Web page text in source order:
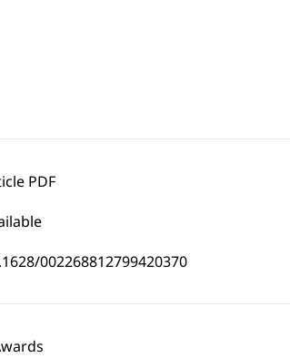
PDF
002268812799420370